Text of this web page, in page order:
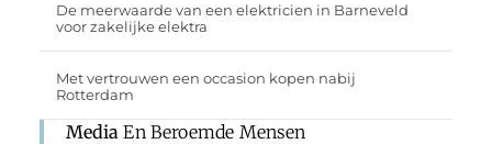
De meerwaarde van een elektricien in Barneveld
voor zakelijke elektra
Met vertrouwen een occasion kopen nabij
Rotterdam
Media En Beroemde Mensen